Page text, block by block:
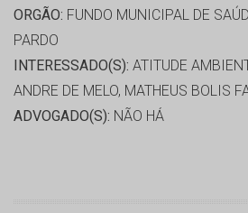
ORGÃO: FUNDO MUNICIPAL DE
PARDO
INTERESSADO(S): ATITUDE
ANDRE DE MELO, MATHEUS BOLIS
ADVOGADO(S): NÃO HÁ